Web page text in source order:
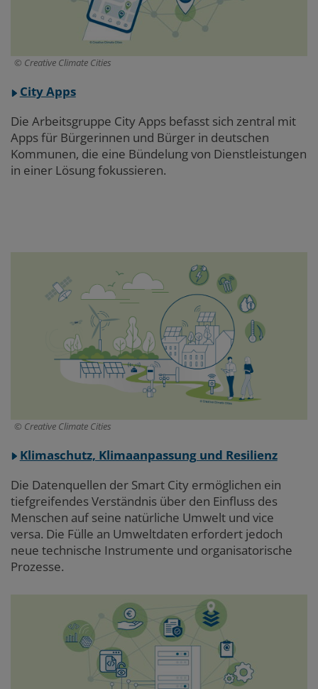
Creative Climate Cities
City Apps
Die Arbeitsgruppe City Apps befasst sich zentral mit
Apps für Bürgerinnen und Bürger in deutschen
Kommunen, die eine Bündelung von Dienstleistungen
in einer Lösung fokussieren.
Creative Climate Cities
Klimaschutz, Klimaanpassung und Resilienz
Die Datenquellen der Smart City ermöglichen ein
tiefgreifendes Verständnis über den Einfluss des
Menschen auf seine natürliche Umwelt und vice
versa. Die Fülle an Umweltdaten erfordert jedoch
neue technische Instrumente und organisatorische
Prozesse.